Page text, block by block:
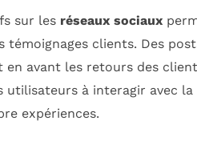
sur les réseaux sociaux
témoignages clients. Des
en avant les retours des
utilisateurs à interagir avec la
expériences.